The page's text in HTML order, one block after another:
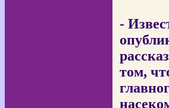
-
том,